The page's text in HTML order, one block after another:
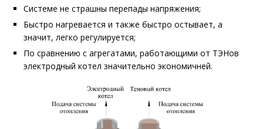
Системе не страшны перепады напряжения;
Быстро нагревается и также быстро остывает, а
значит, легко регулируется;
По сравнению с агрегатами, работающими от ТЭНов
электродный котел значительно экономичней.